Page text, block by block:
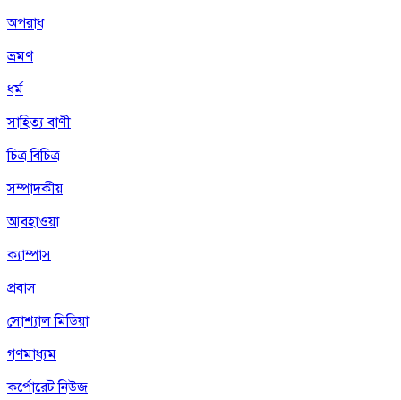
অপরাধ
ভ্রমণ
ধর্ম
সাহিত্য বাণী
চিত্র বিচিত্র
সম্পাদকীয়
আবহাওয়া
ক্যাম্পাস
প্রবাস
সোশ্যাল মিডিয়া
গণমাধ্যম
কর্পোরেট নিউজ